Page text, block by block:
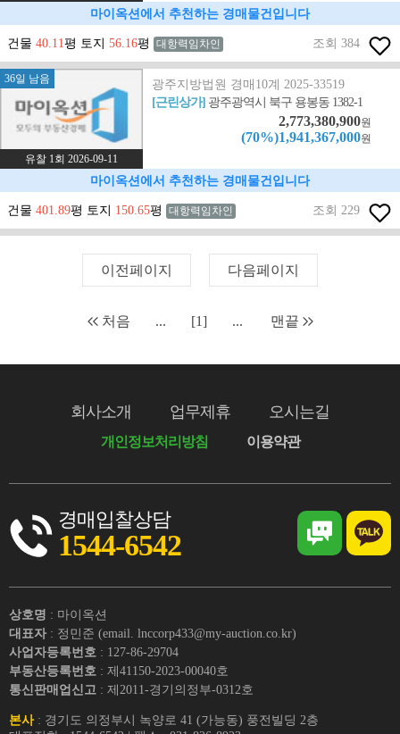
마이옥션에서 추천하는 경매물건입니다
건물 40.11평 토지 56.16평 대항력임차인 조회 384
36일 남음
유찰 1회 2026-09-11
광주지방법원 경매10계 2025-33519
[근린상가] 광주광역시 북구 용봉동 1382-1
2,773,380,900원
(70%)1,941,367,000원
마이옥션에서 추천하는 경매물건입니다
건물 401.89평 토지 150.65평 대항력임차인 조회 229
이전페이지 다음페이지
처음 ... [1] ... 맨끝
회사소개 업무제휴 오시는길
개인정보처리방침 이용약관
경매입찰상담
1544-6542
상호명 : 마이옥션
대표자 : 정민준 (email. lnccorp433@my-auction.co.kr)
사업자등록번호 : 127-86-29704
부동산등록번호 : 제41150-2023-00040호
통신판매업신고 : 제2011-경기의정부-0312호
본사: 경기도 의정부시 녹양로 41 (가능동) 풍전빌딩 2층